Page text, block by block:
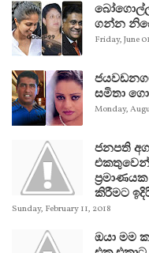
ගන්න
Friday, June
සමිතා
Monday,
ජනපති
එකතුවෙන්
කිරීමට
Sunday, February 11, 2018
ඔයා මම